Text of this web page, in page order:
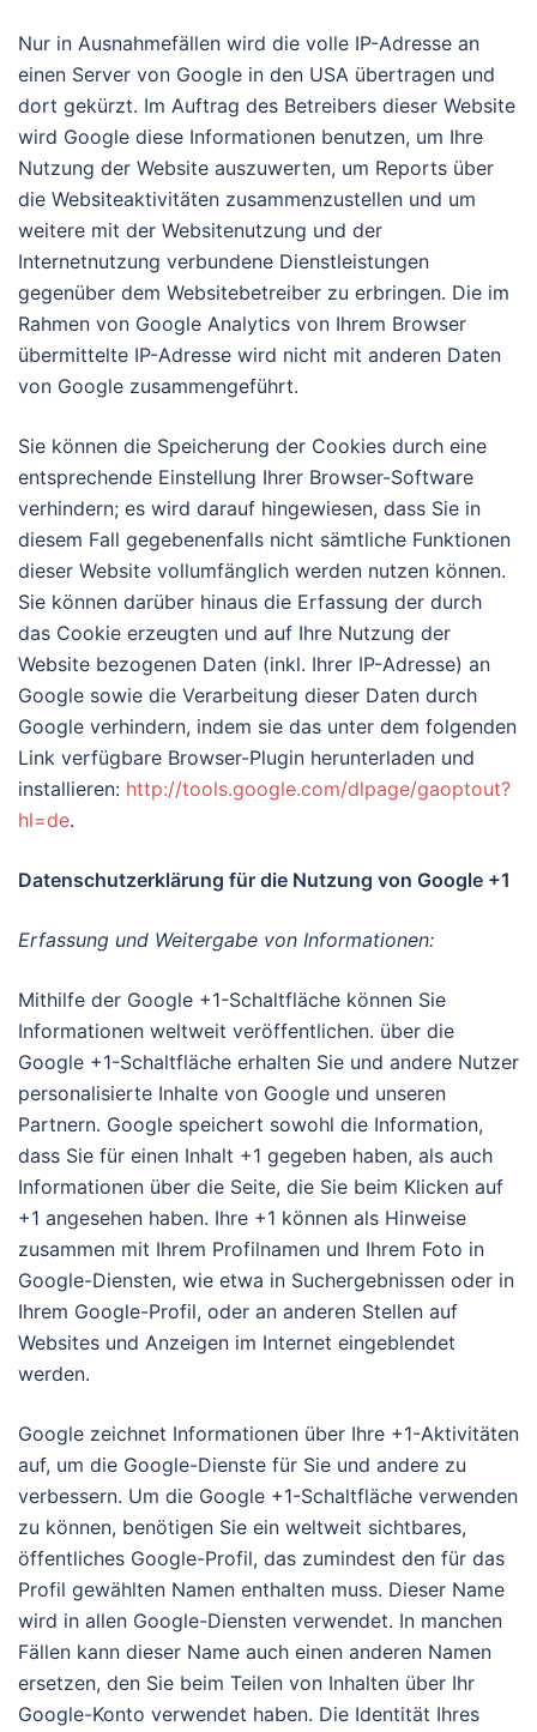
Nur in Ausnahmefällen wird die volle IP-Adresse an
einen Server von Google in den USA übertragen und
dort gekürzt. Im Auftrag des Betreibers dieser Website
wird Google diese Informationen benutzen, um Ihre
Nutzung der Website auszuwerten, um Reports über
die Websiteaktivitäten zusammenzustellen und um
weitere mit der Websitenutzung und der
Internetnutzung verbundene Dienstleistungen
gegenüber dem Websitebetreiber zu erbringen. Die im
Rahmen von Google Analytics von Ihrem Browser
übermittelte IP-Adresse wird nicht mit anderen Daten
von Google zusammengeführt.
Sie können die Speicherung der Cookies durch eine
entsprechende Einstellung Ihrer Browser-Software
verhindern; es wird darauf hingewiesen, dass Sie in
diesem Fall gegebenenfalls nicht sämtliche Funktionen
dieser Website vollumfänglich werden nutzen können.
Sie können darüber hinaus die Erfassung der durch
das Cookie erzeugten und auf Ihre Nutzung der
Website bezogenen Daten (inkl. Ihrer IP-Adresse) an
Google sowie die Verarbeitung dieser Daten durch
Google verhindern, indem sie das unter dem folgenden
Link verfügbare Browser-Plugin herunterladen und
installieren: http://tools.google.com/dlpage/gaoptout?
hl=de.
Datenschutzerklärung für die Nutzung von Google +1
Erfassung und Weitergabe von Informationen:
Mithilfe der Google +1-Schaltfläche können Sie
Informationen weltweit veröffentlichen. über die
Google +1-Schaltfläche erhalten Sie und andere Nutzer
personalisierte Inhalte von Google und unseren
Partnern. Google speichert sowohl die Information,
dass Sie für einen Inhalt +1 gegeben haben, als auch
Informationen über die Seite, die Sie beim Klicken auf
+1 angesehen haben. Ihre +1 können als Hinweise
zusammen mit Ihrem Profilnamen und Ihrem Foto in
Google-Diensten, wie etwa in Suchergebnissen oder in
Ihrem Google-Profil, oder an anderen Stellen auf
Websites und Anzeigen im Internet eingeblendet
werden.
Google zeichnet Informationen über Ihre +1-Aktivitäten
auf, um die Google-Dienste für Sie und andere zu
verbessern. Um die Google +1-Schaltfläche verwenden
zu können, benötigen Sie ein weltweit sichtbares,
öffentliches Google-Profil, das zumindest den für das
Profil gewählten Namen enthalten muss. Dieser Name
wird in allen Google-Diensten verwendet. In manchen
Fällen kann dieser Name auch einen anderen Namen
ersetzen, den Sie beim Teilen von Inhalten über Ihr
Google-Konto verwendet haben. Die Identität Ihres